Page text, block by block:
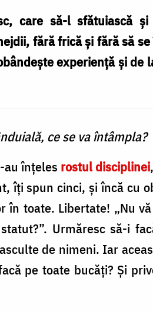
care să-l sfătuiască
fără frică şi fără să
experienţă şi de
ce se va întâmpla?
au înţeles rostul disciplinei
îţi spun cinci, şi încă cu
toate. Libertate! „Nu
Urmăresc să-i
de nimeni. Iar
pe toate bucăţi? Şi